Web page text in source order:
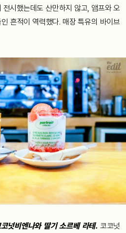
시했는데도 산만하지 않고, 앰프와 오
흔적이 역력했다. 매장 특유의 바이브
넛비엔나와 딸기 소르베 라테. 코코넛